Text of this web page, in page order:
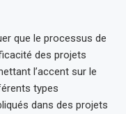
que le processus de
des projets
l’accent sur le
types
dans des projets